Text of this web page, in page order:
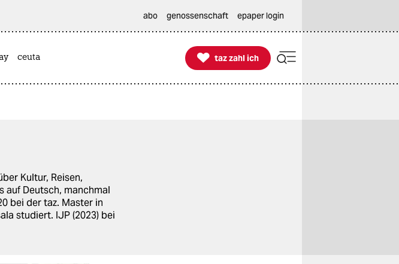
abo genossenschaft epaper login
ceuta 
taz zahl ich
taz zahl ich
Kultur, Reisen,
auf Deutsch, manchmal
bei der taz. Master in
studiert. IJP (2023) bei